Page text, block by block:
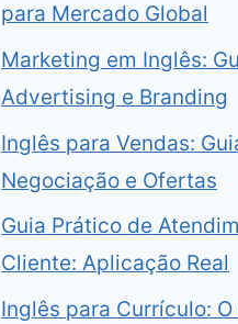
para Mercado Global
Marketing em Inglês:
Advertising e Branding
Inglês para Vendas:
Negociação e Ofertas
Guia Prático de
Cliente: Aplicação Real
Inglês para Currículo: O